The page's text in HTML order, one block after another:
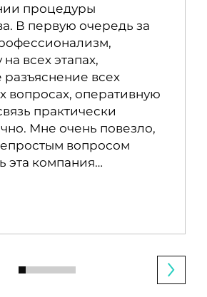
процедуры
В первую очередь за
всех этапах,
всех
вопросах, оперативную
практически
Мне очень повезло,
вопросом
эта компания…